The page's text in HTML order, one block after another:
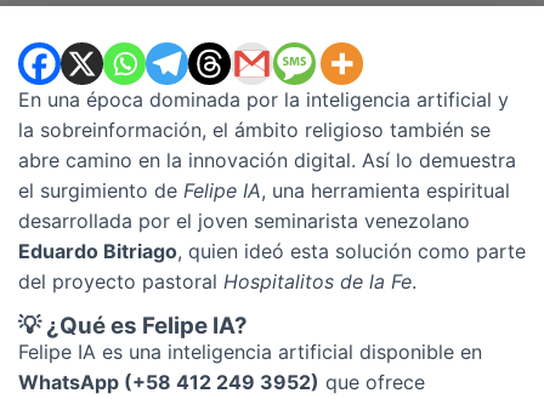
En una época dominada por la inteligencia artificial y
la sobreinformación, el ámbito religioso también se
abre camino en la innovación digital. Así lo demuestra
el surgimiento de Felipe IA, una herramienta espiritual
desarrollada por el joven seminarista venezolano
Eduardo Bitriago, quien ideó esta solución como parte
del proyecto pastoral Hospitalitos de la Fe.
💡 ¿Qué es Felipe IA?
Felipe IA es una inteligencia artificial disponible en
WhatsApp (+58 412 249 3952) que ofrece